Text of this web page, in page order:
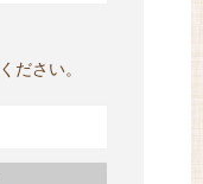
ださい。